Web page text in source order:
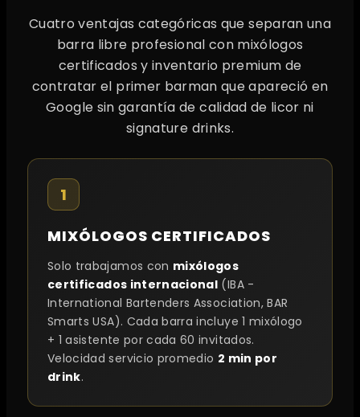
Cuatro ventajas categóricas que separan una
barra libre profesional con mixólogos
certificados y inventario premium de
contratar el primer barman que apareció en
Google sin garantía de calidad de licor ni
signature drinks.
1
MIXÓLOGOS CERTIFICADOS
Solo trabajamos con mixólogos
certificados internacional (IBA -
International Bartenders Association, BAR
Smarts USA). Cada barra incluye 1 mixólogo
+ 1 asistente por cada 60 invitados.
Velocidad servicio promedio 2 min por
drink.